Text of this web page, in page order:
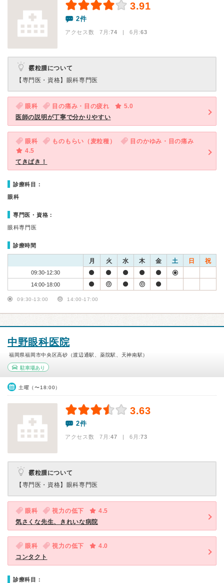
3.91
2件
アクセス数 7月:74 | 6月:63
霰粒腫について
【専門医・資格】 眼科専門医
眼科 目の痛み・目の疲れ
5.0
医師の説明が丁寧で分かりやすい
眼科 ものもらい（麦粒種）
目のかゆみ・目の痛み
4.5
てきぱき！
診療科目：
眼科
専門医・資格：
眼科専門医
診療時間
月 火 水 木 金 土 日 祝
09:30-12:30
14:00-18:00
09:30-13:00 14:00-17:00
中野眼科医院
福岡県福岡市中央区高砂（渡辺通駅、薬院駅、天神南駅）
駐車場あり
土曜（〜18:00）
3.63
2件
アクセス数 7月:47 | 6月:73
霰粒腫について
【専門医・資格】 眼科専門医
眼科 視力の低下
4.5
気さくな先生、きれいな病院
眼科 視力の低下
4.0
コンタクト
診療科目：